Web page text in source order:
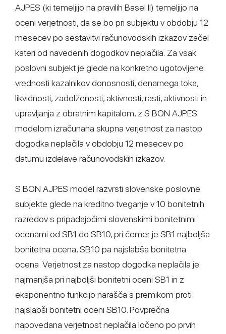
AJPES (ki temeljijo na pravilih Basel II) temeljijo na
oceni verjetnosti, da se bo pri subjektu v obdobju 12
mesecev po sestavitvi računovodskih izkazov začel
kateri od navedenih dogodkov neplačila. Za vsak
poslovni subjekt je glede na konkretno ugotovljene
vrednosti kazalnikov donosnosti, denarnega toka,
likvidnosti, zadolženosti, aktivnosti, rasti, aktivnosti in
upravljanja z obratnim kapitalom, z S.BON AJPES
modelom izračunana skupna verjetnost za nastop
dogodka neplačila v obdobju 12 mesecev po
datumu izdelave računovodskih izkazov.
S.BON AJPES model razvrsti slovenske poslovne
subjekte glede na kreditno tveganje v 10 bonitetnih
razredov s pripadajočimi slovenskimi bonitetnimi
ocenami od SB1 do SB10, pri čemer je SB1 najboljša
bonitetna ocena, SB10 pa najslabša bonitetna
ocena. Verjetnost za nastop dogodka neplačila je
najmanjša pri najboljši bonitetni oceni SB1 in z
eksponentno funkcijo narašča s premikom proti
najslabši bonitetni oceni SB10. Povprečna
napovedana verjetnost neplačila ločeno po prvih